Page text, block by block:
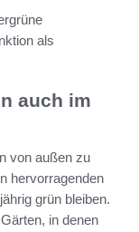
als
auch im
von außen zu
hervorragenden
grün bleiben.
in denen